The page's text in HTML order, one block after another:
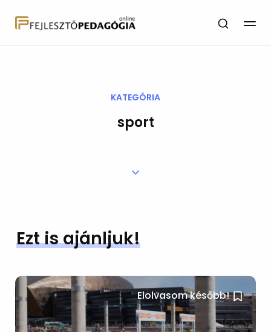
KATEGÓRIA
sport
Ezt is ajánljuk!
Elolvasom később!